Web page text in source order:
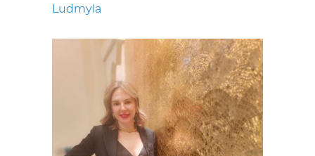
Ludmyla